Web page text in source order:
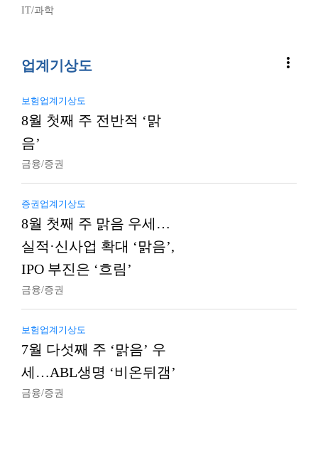
IT/과학
업계기상도 more_vert
보험업계기상도
8월 첫째 주 전반적 ‘맑
음’
금융/증권
증권업계기상도
8월 첫째 주 맑음 우세…
실적·신사업 확대 ‘맑음’,
IPO 부진은 ‘흐림’
금융/증권
보험업계기상도
7월 다섯째 주 ‘맑음’ 우
세…ABL생명 ‘비온뒤갬’
금융/증권